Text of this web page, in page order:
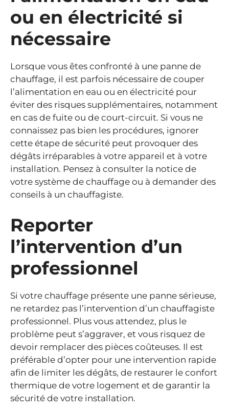
ou en électricité si
nécessaire
Lorsque vous êtes confronté à une panne de
chauffage, il est parfois nécessaire de couper
l’alimentation en eau ou en électricité pour
éviter des risques supplémentaires, notamment
en cas de fuite ou de court-circuit. Si vous ne
connaissez pas bien les procédures, ignorer
cette étape de sécurité peut provoquer des
dégâts irréparables à votre appareil et à votre
installation. Pensez à consulter la notice de
votre système de chauffage ou à demander des
conseils à un chauffagiste.
Reporter
l’intervention d’un
professionnel
Si votre chauffage présente une panne sérieuse,
ne retardez pas l’intervention d’un chauffagiste
professionnel. Plus vous attendez, plus le
problème peut s’aggraver, et vous risquez de
devoir remplacer des pièces coûteuses. Il est
préférable d’opter pour une intervention rapide
afin de limiter les dégâts, de restaurer le confort
thermique de votre logement et de garantir la
sécurité de votre installation.